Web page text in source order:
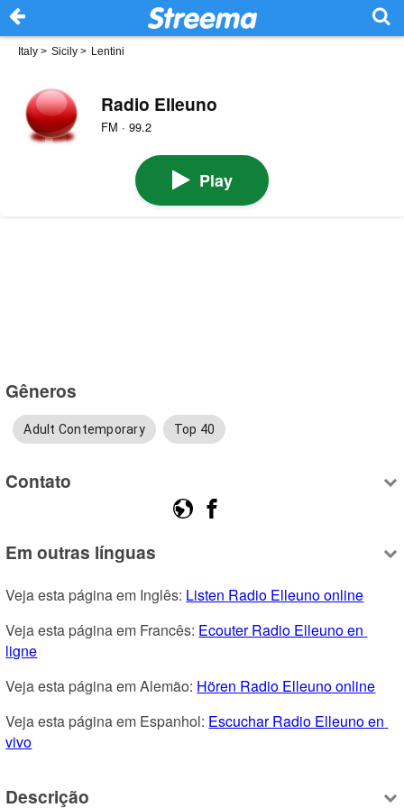
Italy > Sicily > Lentini
Radio Elleuno
FM · 99.2
Play
Gêneros
Adult Contemporary Top 40
Contato
Em outras línguas
Veja esta página em Inglês: Listen Radio Elleuno online
Veja esta página em Francês: Ecouter Radio Elleuno en
ligne
Veja esta página em Alemão: Hören Radio Elleuno online
Veja esta página em Espanhol: Escuchar Radio Elleuno en
vivo
Descrição